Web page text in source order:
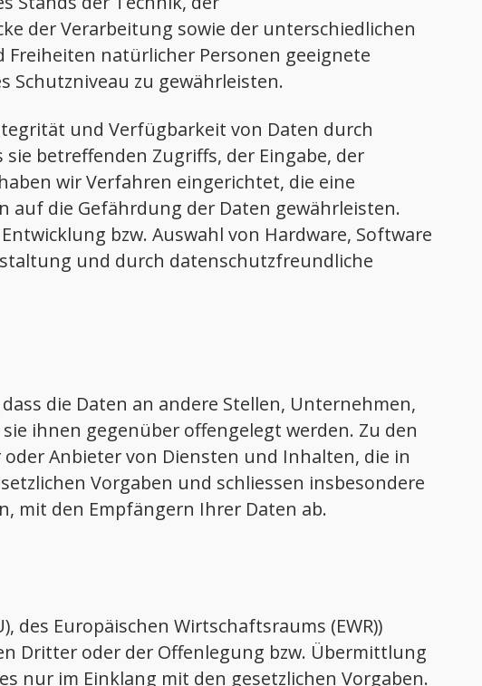
der Verarbeitung sowie der unterschiedlichen
natürlicher Personen geeignete
Schutzniveau zu gewährleisten.
und Verfügbarkeit von Daten durch
betreffenden Zugriffs, der Eingabe, der
wir Verfahren eingerichtet, die eine
auf die Gefährdung der Daten gewährleisten.
bzw. Auswahl von Hardware, Software
und durch datenschutzfreundliche
die Daten an andere Stellen, Unternehmen,
ihnen gegenüber offengelegt werden. Zu den
Anbieter von Diensten und Inhalten, die in
Vorgaben und schliessen insbesondere
mit den Empfängern Ihrer Daten ab.
des Europäischen Wirtschaftsraums (EWR))
Dritter oder der Offenlegung bzw. Übermittlung
nur im Einklang mit den gesetzlichen Vorgaben.